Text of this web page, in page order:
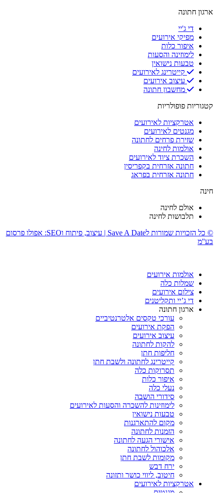
ארגון חתונה
די ג'יי
מפיקי אירועים
איפור כלות
לימוזינה והסעות
טבעות נישואין
קייטרינג לאירועים
עיצוב אירועים
מחשבון חתונה
קטגוריות פופולריות
אטרקציות לאירועים
מגנטים לאירועים
שזירת פרחים לחתונה
אולמות לחינה
השכרת ציוד לאירועים
חתונה אזרחית בקפריסין
חתונה אזרחית בפראג
חינה
אולם לחינה
תלבושות לחינה
© כל הזכויות שמורות לSave A Date | עיצוב, פיתוח וSEO: אפולו פרסום
בע''מ
אולמות אירועים
שמלות כלה
צילום אירועים
די ג’יי ותקליטנים
ארגון חתונה
עורכי טקסים אלטרנטיביים
הפקת אירועים
עיצוב אירועים
להקות לחתונה
חליפות חתן
קייטרינג לחתונה ולשבת חתן
תסרוקות כלה
איפור כלות
נעלי כלה
סידורי הושבה
לימוזינות להשכרה והסעות לאירועים
טבעות נישואין
מקום להתארגנות
הזמנות לחתונה
אישורי הגעה לחתונה
אלכוהול לחתונה
מקומות לשבת חתן
ירח דבש
חיטוב, ליווי כושר ותזונה
אטרקציות לאירועים